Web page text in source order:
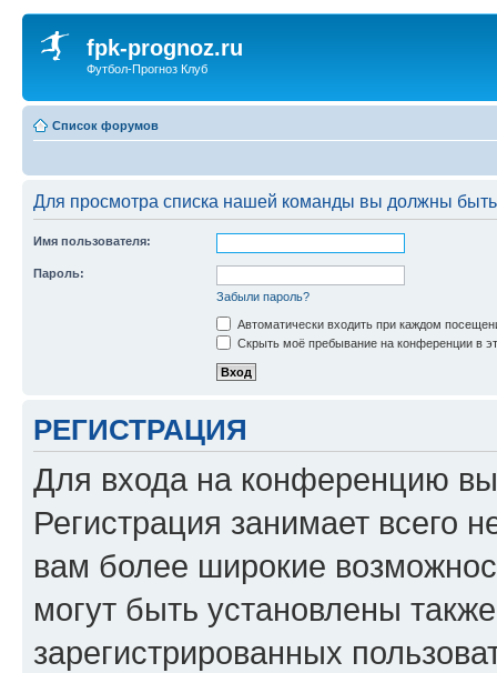
fpk-prognoz.ru
Футбол-Прогноз Клуб
Список форумов
Для просмотра списка нашей команды вы должны
Имя пользователя:
Пароль:
Забыли пароль?
Автоматически входить при каждом
Скрыть моё пребывание на конференции в
РЕГИСТРАЦИЯ
Для входа на конференцию
Регистрация занимает всего
вам более широкие
могут быть установлены
зарегистрированных